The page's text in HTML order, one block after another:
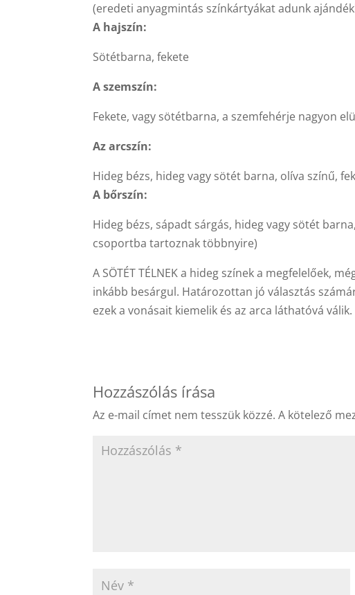
(eredeti anyagmintás színkártyákat adunk
A hajszín:
Sötétbarna, fekete
A szemszín:
Fekete, vagy sötétbarna, a szemfehérje nagyon
Az arcszín:
Hideg bézs, hideg vagy sötét barna, olíva színű,
A bőrszín:
Hideg bézs, sápadt sárgás, hideg vagy sötét
csoportba tartoznak többnyire)
A SÖTÉT TÉLNEK a hideg színek a megfelelőek,
inkább besárgul. Határozottan jó választás
ezek a vonásait kiemelik és az arca láthatóvá válik.
Hozzászólás írása
Az e-mail címet nem tesszük közzé. A kötelező